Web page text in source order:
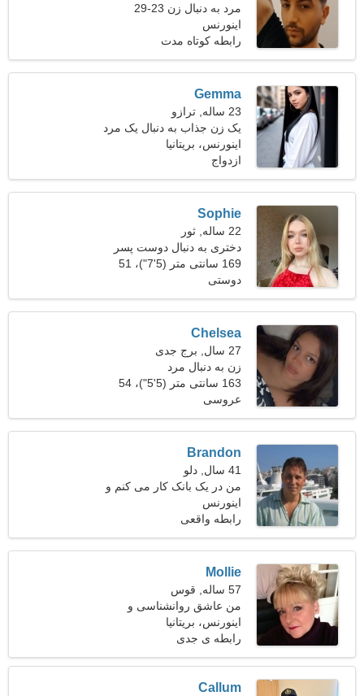
مرد به دنبال زن 23-29
اینورنس
رابطه کوتاه مدت
Gemma
23 ساله, ترازو
یک زن جذاب به دنبال یک مرد
است
اینورنس، بریتانیا
ازدواج
Sophie
22 ساله, ثور
دختری به دنبال دوست پسر
169 سانتی متر (5'7")، 51
کیلوگرم (112 پوند)
دوستی
Chelsea
27 سال, برج جدی
زن به دنبال مرد
163 سانتی متر (5'5")، 54
کیلوگرم (119 پوند)
عروسی
Brandon
41 سال, دلو
من در یک بانک کار می کنم و
به دنبال یک زن خجالتی هستم
اینورنس
رابطه واقعی
Mollie
57 ساله, قوس
من عاشق روانشناسی و
ایروبیک هستم
اینورنس، بریتانیا
رابطه ی جدی
Callum